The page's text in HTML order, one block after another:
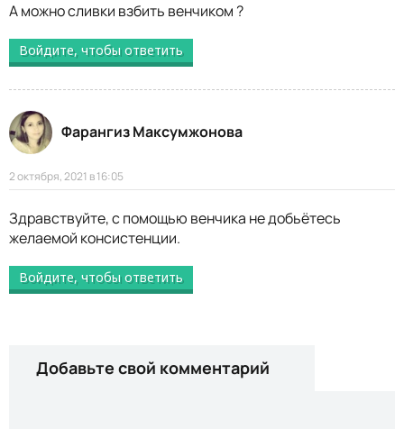
А можно сливки взбить венчиком ?
Войдите, чтобы ответить
Фарангиз Максумжонова
2 октября, 2021 в 16:05
Здравствуйте, с помощью венчика не добьётесь
желаемой консистенции.
Войдите, чтобы ответить
Добавьте свой комментарий